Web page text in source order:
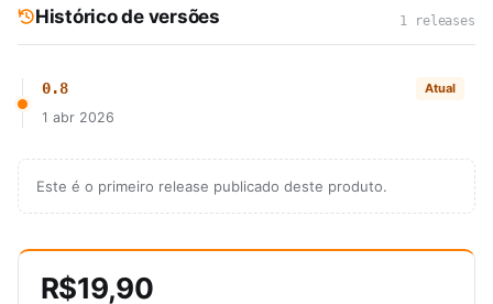
Histórico de versões 1 releases
0.8 Atual
1 abr 2026
Este é o primeiro release publicado deste produto.
R$19,90